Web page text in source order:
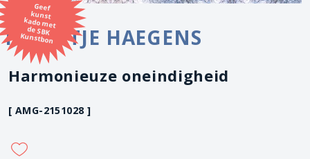
Geef
kunst
kado met
de SBK
Kunstbon
NOORTJE HAEGENS
Harmonieuze oneindigheid
[ AMG-2151028 ]